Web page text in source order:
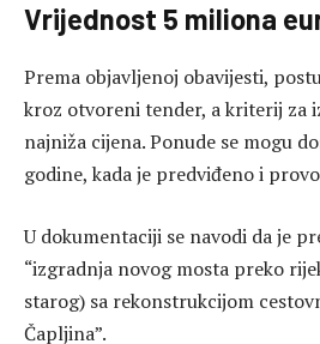
Vrijednost 5 miliona
Prema objavljenoj obavijesti,
kroz otvoreni tender, a kriterij za
najniža cijena. Ponude se mogu
godine, kada je predviđeno i
U dokumentaciji se navodi da je
“izgradnja novog mosta preko
starog) sa rekonstrukcijom
Čapljina”.